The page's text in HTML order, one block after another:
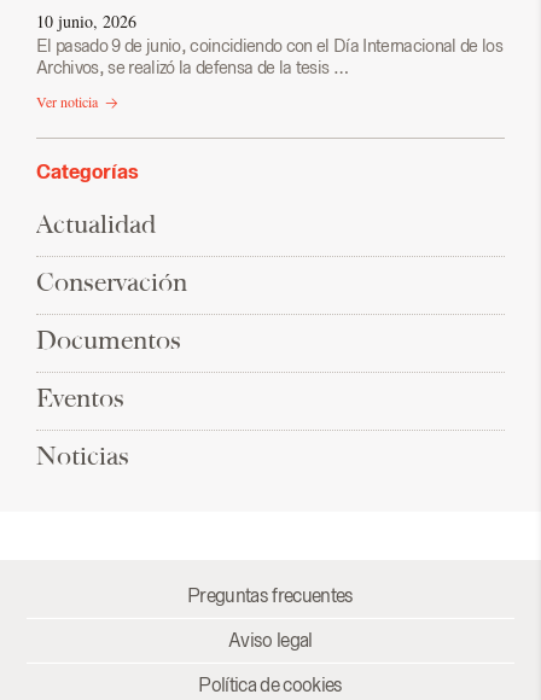
10 junio, 2026
El pasado 9 de junio, coincidiendo con el Día Internacional de los
Archivos, se realizó la defensa de la tesis …
Ver noticia
Categorías
Actualidad
Conservación
Documentos
Eventos
Noticias
Preguntas frecuentes
Aviso legal
Política de cookies